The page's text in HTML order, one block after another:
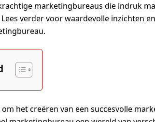
marketingbureaus die indruk
verder voor waardevolle inzichten
om het creëren van een succesvolle